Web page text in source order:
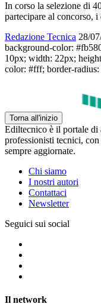
In corso la selezione di
partecipare al concorso,
Redazione Tecnica 28/
background-color:
10px; width: 22px;
color: #fff; border-radius:
Torna all'inizio
Ediltecnico è il portale di
professionisti tecnici,
sempre aggiornate.
Chi siamo
I nostri autori
Contattaci
Newsletter
Seguici sui social
Il network